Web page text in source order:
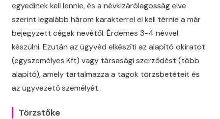
egyedinek kell lennie, és a névkizárólagosság elve
szerint legalább három karakterrel el kell térnie a már
bejegyzett cégek nevétől. Érdemes 3-4 névvel
készülni. Ezután az ügyvéd elkészíti az alapító okiratot
(egyszemélyes Kft) vagy társasági szerződést (több
alapító), amely tartalmazza a tagok törzsbetéteit és
az ügyvezető személyét.
Törzstőke